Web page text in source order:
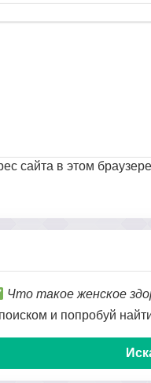
сайта в этом
Что такое женское
и попробуй